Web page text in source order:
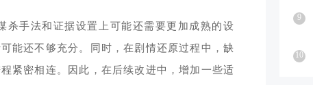
手法和证据设置上可能还需要更加成熟的设
能还不够充分。同时，在剧情还原过程中，缺
紧密相连。因此，在后续改进中，增加一些适
9
10